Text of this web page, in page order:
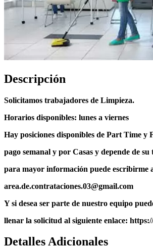
Descripción
Solicitamos trabajadores de Limpieza.
Horarios disponibles: lunes a viernes
Hay posiciones disponibles de Part Time y
pago semanal y por Casas y depende de su
para mayor información puede escribirme
area.de.contrataciones.03@gmail.com
Y si desea ser parte de nuestro equipo
llenar la solicitud al siguiente enlace:
Detalles Adicionales